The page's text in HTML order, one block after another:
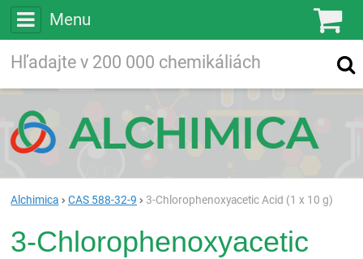
Menu
Vyhľadávanie
Alchimica CAS 588-32-9 3-Chlorophenoxyacetic Acid (1 x 10 g)
3-Chlorophenoxyacetic